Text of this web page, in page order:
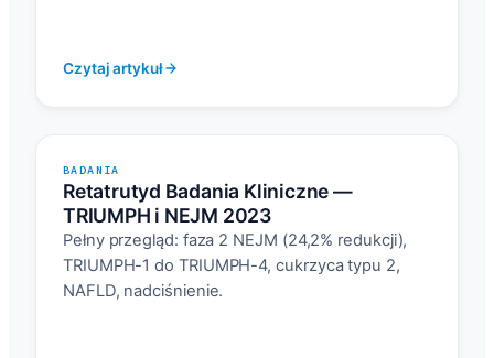
Czytaj artykuł
BADANIA
Retatrutyd Badania Kliniczne —
TRIUMPH i NEJM 2023
Pełny przegląd: faza 2 NEJM (24,2% redukcji),
TRIUMPH-1 do TRIUMPH-4, cukrzyca typu 2,
NAFLD, nadciśnienie.